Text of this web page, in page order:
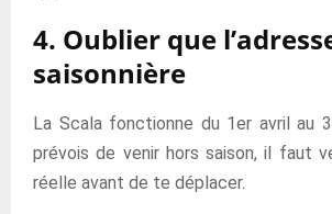
4. Oublier que
saisonnière
La Scala fonctionne du 1er avril au
prévois de venir hors saison, il faut
réelle avant de te déplacer.